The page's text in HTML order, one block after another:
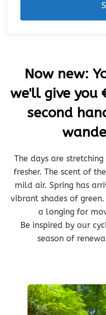
Now new:
we'll give you
second
The days are
fresher. The scent of
mild air. Spring has
vibrant shades of
a longing for
Be inspired by our
season of